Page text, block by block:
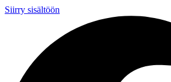
Siirry sisältöön